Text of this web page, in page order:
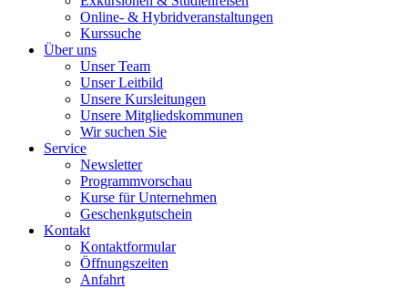
Online- & Hybridveranstaltungen
Kurssuche
Über uns
Unser Team
Unser Leitbild
Unsere Kursleitungen
Unsere Mitgliedskommunen
Wir suchen Sie
Service
Newsletter
Programmvorschau
Kurse für Unternehmen
Geschenkgutschein
Kontakt
Kontaktformular
Öffnungszeiten
Anfahrt